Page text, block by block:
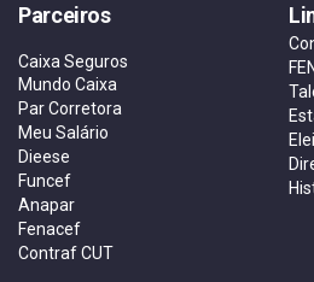
Parceiros
Caixa Seguros
Mundo Caixa
Par Corretora
Meu Salário
Dieese
Funcef
Anapar
Fenacef
Contraf CUT